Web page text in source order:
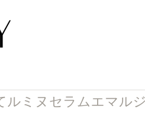
ルミヌセラムエマル